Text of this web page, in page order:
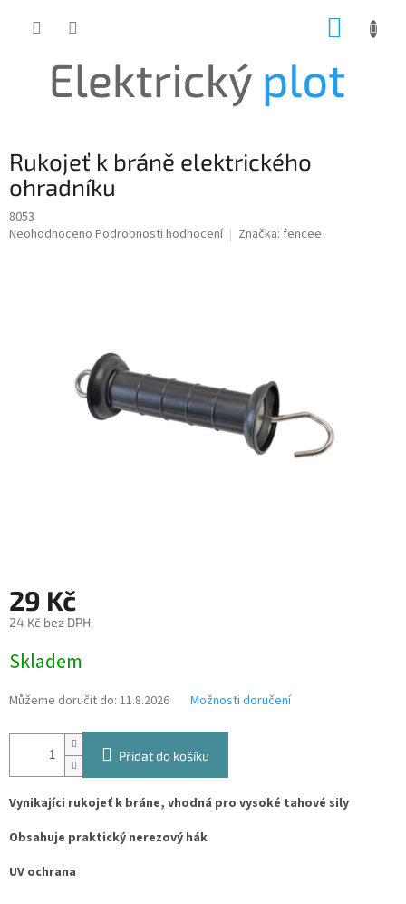
Rukojeť k bráně elektrického
ohradníku
8053
Průměrné
Neohodnoceno Podrobnosti hodnocení Značka: fencee
29 Kč
24 Kč bez DPH
cena:
Skladem
Můžeme doručit do: 11.8.2026 Možnosti doručení
Přidat do košíku
Vynikajíci rukojeť k bráne, vhodná pro vysoké tahové sily
Obsahuje praktický nerezový hák
UV ochrana